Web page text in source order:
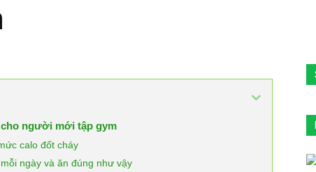
người mới tập gym
calo đốt cháy
ngày và ăn đúng như vậy